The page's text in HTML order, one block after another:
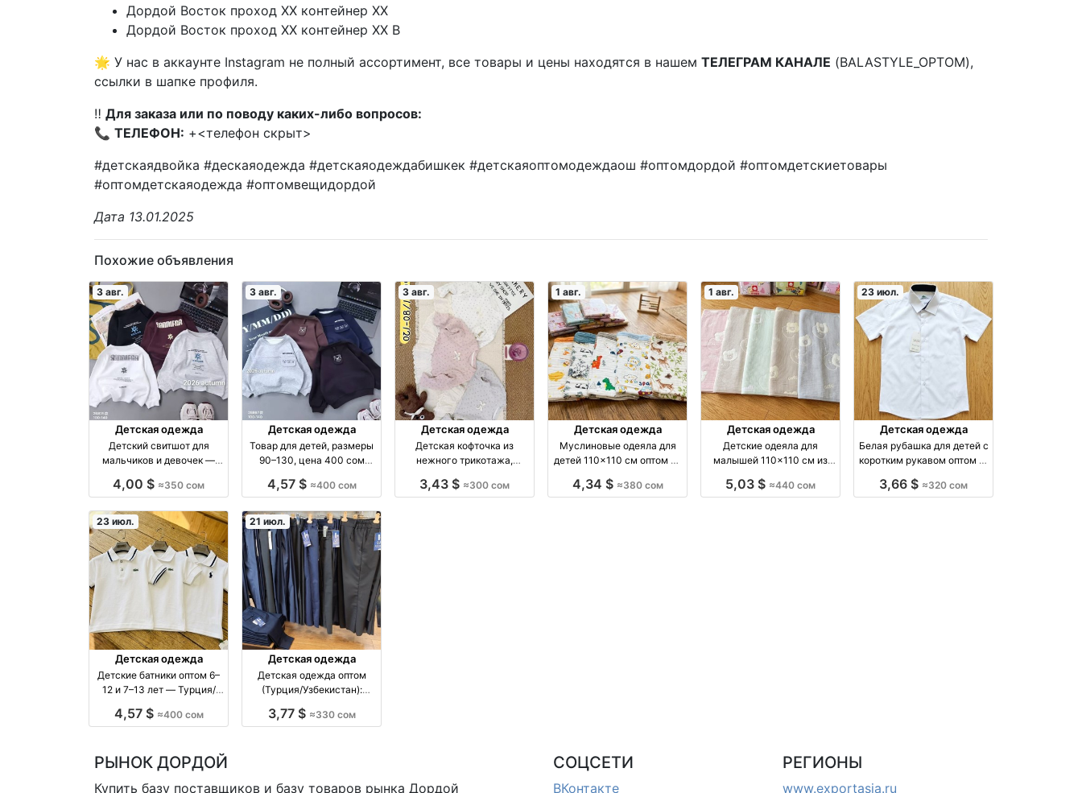
Дордой Восток проход XX контейнер XX
Дордой Восток проход XX контейнер XX В
🌟 У нас в аккаунте Instagram не полный ассортимент, все товары и цены находятся в нашем ТЕЛЕГРАМ КАНАЛЕ (BALASTYLE_OPTOM),
ссылки в шапке профиля.
‼️ Для заказа или по поводу каких-либо вопросов:
📞 ТЕЛЕФОН: +<телефон скрыт>
#детскаядвойка #дескаяодежда #детскаяодеждабишкек #детскаяоптомодеждаош #оптомдордой #оптомдетскиетовары
#оптомдетскаяодежда #оптомвещидордой
Дата 13.01.2025
Похожие объявления
3 авг.
Детская одежда
Детский свитшот для
мальчиков и девочек —
4,00 $ ≈350 сом
3 авг.
Детская одежда
Товар для детей, размеры
90–130, цена 400 сом
4,57 $ ≈400 сом
3 авг.
Детская одежда
Детская кофточка из
нежного трикотажа,
3,43 $ ≈300 сом
1 авг.
Детская одежда
Муслиновые одеяла для
детей 110×110 см оптом из
Китай
4,34 $ ≈380 сом
1 авг.
Детская одежда
Детские одеяла для
малышей 110×110 см из
оптом производство Китай
5,03 $ ≈440 сом
23 июл.
Детская одежда
Белая рубашка для детей с
коротким рукавом оптом —
пачке оптом производство
3,66 $ ≈320 сом
23 июл.
Детская одежда
Детские батники оптом 6–
12 и 7–13 лет — Турция/
производство Турция
4,57 $ ≈400 сом
21 июл.
Детская одежда
Детская одежда оптом
(Турция/Узбекистан):
от 4–6 шт оптом
3,77 $ ≈330 сом
РЫНОК ДОРДОЙ
Купить базу поставщиков и базу товаров рынка Дордой
СОЦСЕТИ
ВКонтакте
РЕГИОНЫ
www.exportasia.ru